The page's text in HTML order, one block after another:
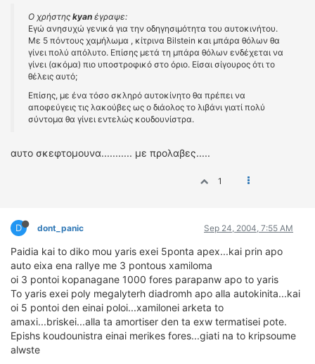
Ο χρήστης kyan έγραψε:
Εγώ ανησυχώ γενικά για την οδηγησιμότητα του αυτοκινήτου.
Με 5 πόντους χαμήλωμα , κίτρινα Bilstein και μπάρα θόλων θα
γίνει πολύ απόλυτο. Επίσης μετά τη μπάρα θόλων ενδέχεται να
γίνει (ακόμα) πιο υποστροφικό στο όριο. Είσαι σίγουρος ότι το
θέλεις αυτό;
Επίσης, με ένα τόσο σκληρό αυτοκίνητο θα πρέπει να
αποφεύγεις τις λακούβες ως ο διάολος το λιβάνι γιατί πολύ
σύντομα θα γίνει εντελώς κουδουνίστρα.
αυτο σκεφτομουνα........... με προλαβες.....
1
D dont_panic Sep 24, 2004, 7:55 AM
Paidia kai to diko mou yaris exei 5ponta apex...kai prin apo
auto eixa ena rallye me 3 pontous xamiloma
oi 3 pontoi kopanagane 1000 fores parapanw apo to yaris
To yaris exei poly megalyterh diadromh apo alla autokinita...kai
oi 5 pontoi den einai poloi...xamilonei arketa to
amaxi...briskei...alla ta amortiser den ta exw termatisei pote.
Epishs koudounistra einai merikes fores...giati na to kripsoume
alwste